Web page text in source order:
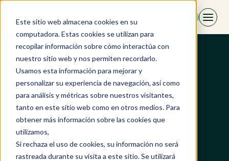
Este sitio web almacena cookies en su
computadora. Estas cookies se utilizan para
recopilar información sobre cómo interactúa con
nuestro sitio web y nos permiten recordarlo.
Usamos esta información para mejorar y
personalizar su experiencia de navegación, así como
para análisis y métricas sobre nuestros visitantes,
tanto en este sitio web como en otros medios. Para
obtener más información sobre las cookies que
utilizamos,
Si rechaza el uso de cookies, su información no será
rastreada durante su visita a este sitio. Se utilizará
Saltar